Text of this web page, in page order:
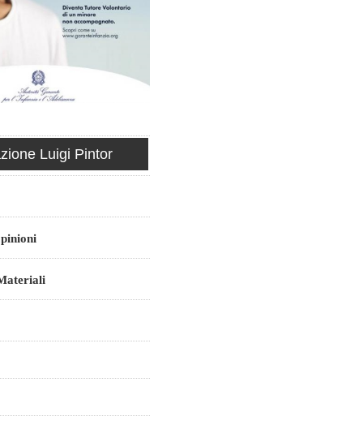
Luigi Pintor